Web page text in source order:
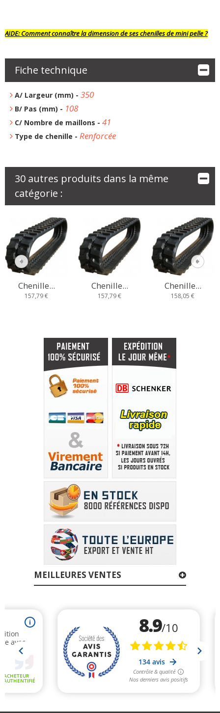
AIDE:Comment connaître la dimension de ses chenilles de mini pelle ?
Fiche technique
A/ Largeur (mm) - 350
B/ Pas (mm) - 108
C/ Nombre de maillons - 41
Type de chenille - Renforcée
30 autres produits dans la même
catégorie :
Chenille...
157,79 €
Chenille...
157,79 €
Chenille...
158,05 €
MEILLEURES VENTES